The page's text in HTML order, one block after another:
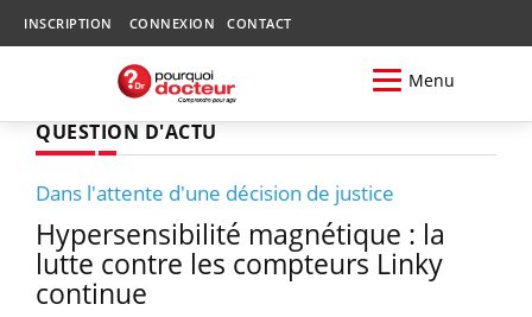
INSCRIPTION CONNEXION CONTACT
Menu
QUESTION D'ACTU
Dans l'attente d'une décision de justice
Hypersensibilité magnétique : la
lutte contre les compteurs Linky
continue